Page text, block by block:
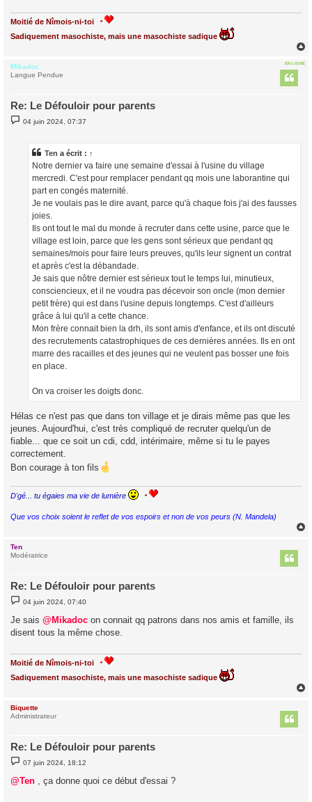
Moitié de Nîmois-ni-toi
Sadiquement masochiste, mais une masochiste sadique
EN LIGNE
Mikadoc
Langue Pendue
Re: Le Défouloir pour parents
M
e
04 juin 2024, 07:37
Ten a écrit : ↑
Notre dernier va faire une semaine d'essai à l'usine du village
mercredi. C'est pour remplacer pendant qq mois une laborantine qui
part en congés maternité.
Je ne voulais pas le dire avant, parce qu'à chaque fois j'ai des fausses
joies.
Ils ont tout le mal du monde à recruter dans cette usine, parce que le
village est loin, parce que les gens sont sérieux que pendant qq
semaines/mois pour faire leurs preuves, qu'ils leur signent un contrat
et après c'est la débandade.
Je sais que nôtre dernier est sérieux tout le temps lui, minutieux,
consciencieux, et il ne voudra pas décevoir son oncle (mon dernier
petit frère) qui est dans l'usine depuis longtemps. C'est d'ailleurs
grâce à lui qu'il a cette chance.
Mon frère connait bien la drh, ils sont amis d'enfance, et ils ont discuté
des recrutements catastrophiques de ces dernières années. Ils en ont
marre des racailles et des jeunes qui ne veulent pas bosser une fois
en place.
On va croiser les doigts donc.
Hélas ce n'est pas que dans ton village et je dirais même pas que les
jeunes. Aujourd'hui, c'est très compliqué de recruter quelqu'un de
fiable... que ce soit un cdi, cdd, intérimaire, même si tu le payes
correctement.
Bon courage à ton fils
D'gé... tu égaies ma vie de lumière
Que vos choix soient le reflet de vos espoirs et non de vos peurs (N. Mandela)
Ten
Modératrice
Re: Le Défouloir pour parents
M
e
s
a
04 juin 2024, 07:40
Je sais @Mikadoc on connait qq patrons dans nos amis et famille, ils
disent tous la même chose.
Moitié de Nîmois-ni-toi
Sadiquement masochiste, mais une masochiste sadique
Biquette
Administrateur
Re: Le Défouloir pour parents
M
e
s
s
07 juin 2024, 18:12
@Ten , ça donne quoi ce début d'essai ?